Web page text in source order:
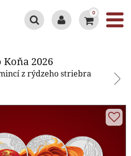
0
2026
z rýdzeho striebra
Koňa 2026